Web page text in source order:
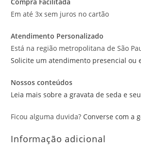
Em até 3x sem juros no cartão
Atendimento Personalizado
Está na região metropolitana de São
Solicite um atendimento presencial ou
Nossos conteúdos
Leia mais sobre a gravata de seda e
Ficou alguma duvida? Converse com a
Informação adicional